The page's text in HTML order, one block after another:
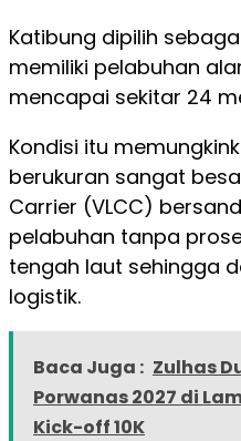
Katibung dipilih
memiliki pelabuhan
mencapai sekitar 24
Kondisi itu
berukuran sangat
Carrier (VLCC)
pelabuhan tanpa
tengah laut sehingga
logistik.
Baca Juga : Zulhas
Porwanas 2027 di
Kick-off 10K